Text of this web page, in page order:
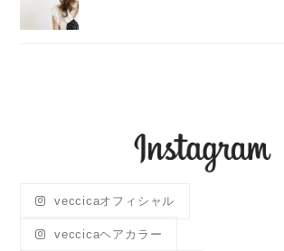
veccicaオフィシャル
veccicaヘアカラー